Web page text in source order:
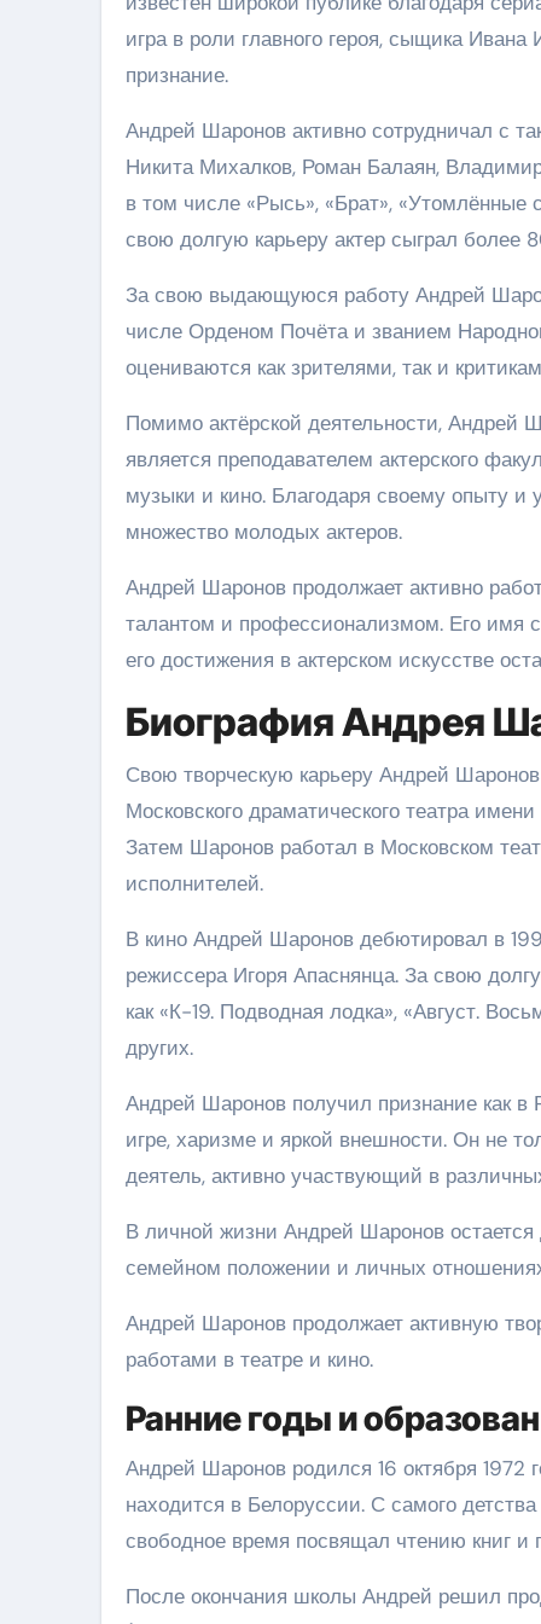
игра в роли главного героя, сыщика
признание.
Андрей Шаронов активно сотрудничал с
Никита Михалков, Роман Балаян,
в том числе «Рысь», «Брат», «Утомлённые
свою долгую карьеру актер сыграл более
За свою выдающуюся работу Андрей
числе Орденом Почёта и званием
оцениваются как зрителями, так и
Помимо актёрской деятельности, Андрей
является преподавателем актерского
музыки и кино. Благодаря своему опыту и
множество молодых актеров.
Андрей Шаронов продолжает активно
талантом и профессионализмом. Его имя
его достижения в актерском искусстве
Биография Андрея
Свою творческую карьеру Андрей
Московского драматического театра
Затем Шаронов работал в Московском
исполнителей.
В кино Андрей Шаронов дебютировал в
режиссера Игоря Апаснянца. За свою
как «К-19. Подводная лодка», «Август.
других.
Андрей Шаронов получил признание как в
игре, харизме и яркой внешности. Он не
деятель, активно участвующий в
В личной жизни Андрей Шаронов
семейном положении и личных
Андрей Шаронов продолжает активную
работами в театре и кино.
Ранние годы и
Андрей Шаронов родился 16 октября 1972
находится в Белоруссии. С самого
свободное время посвящал чтению книг
После окончания школы Андрей решил